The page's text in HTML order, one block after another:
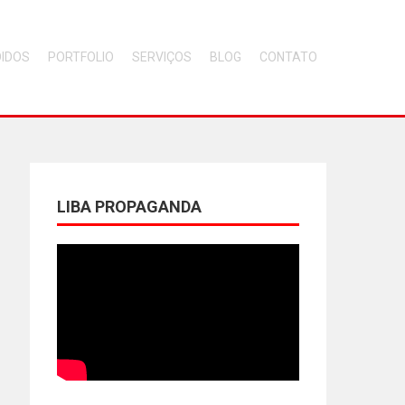
PORTFOLIO SERVIÇOS BLOG CONTATO
LIBA PROPAGANDA